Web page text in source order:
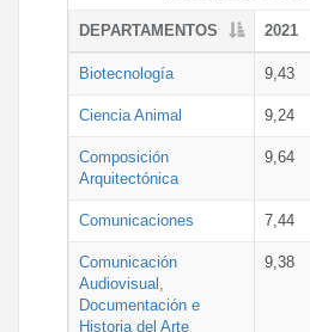
DEPARTAMENTOS 2021
Biotecnología 9,43
Ciencia Animal 9,24
Composición
Arquitectónica
9,64
Comunicaciones 7,44
Comunicación
Audiovisual,
Documentación e
Historia del Arte
9,38